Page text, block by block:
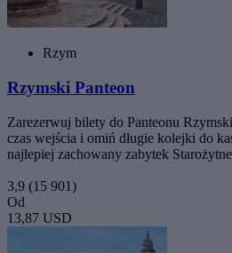
Rzym
Rzymski Panteon
Zarezerwuj bilety do Panteonu
czas wejścia i omiń długie kolejki do
najlepiej zachowany zabytek
3,9 (15 901)
Od
13,87 USD